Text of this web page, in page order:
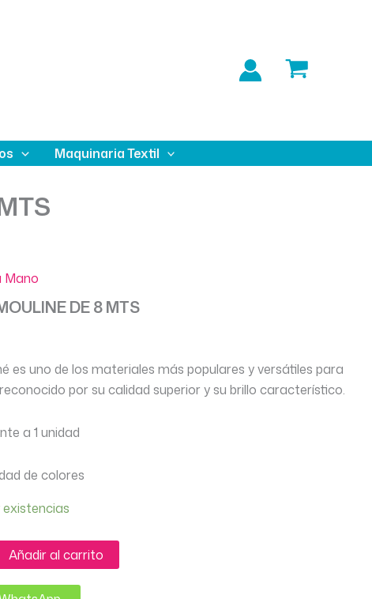
Maquinaria Textil
Mano
DE 8 MTS
es uno de los materiales más populares y versátiles para
por su calidad superior y su brillo característico.
a 1 unidad
de colores
existencias
Añadir al carrito